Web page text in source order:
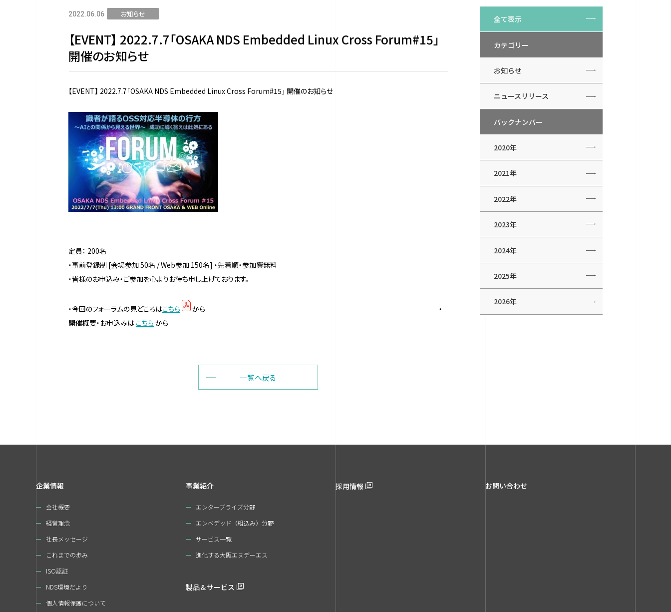
2022.06.06 お知らせ
【EVENT】 2022.7.7「OSAKA NDS Embedded Linux Cross Forum#15」
開催のお知らせ
【EVENT】 2022.7.7「OSAKA NDS Embedded Linux Cross Forum#15」 開催のお知らせ
定員： 200名
・事前登録制 [会場参加 50名 / Web参加 150名] ・先着順・参加費無料
・皆様のお申込み・ご参加を心よりお待ち申し上げております。
・今回のフォーラムの見どころはこちら
から ・
開催概要・お申込みは こちら から
一覧へ戻る
全て表示
カテゴリー
お知らせ
ニュースリリース
バックナンバー
2020年
2021年
2022年
2023年
2024年
2025年
2026年
企業情報
会社概要
経営理念
社長メッセージ
これまでの歩み
ISO認証
NDS環境だより
個人情報保護について
事業紹介
エンタープライズ分野
エンベデッド（組込み）分野
サービス一覧
進化する大阪エヌデーエス
製品＆サービス
採用情報 お問い合わせ